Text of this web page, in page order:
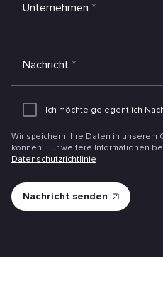
Unternehmen *
Nachricht *
Ich möchte gelegentlich
Wir speichern Ihre Daten in unserem
können. Für weitere Informationen
Datenschutzrichtlinie